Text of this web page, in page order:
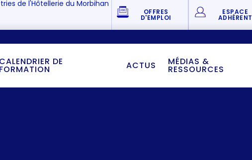
de l'Hôtellerie du Morbihan
OFFRES
D'EMPLOI
ESPACE
ADHÉRENT
DE ACTUS MÉDIAS &
RESSOURCES